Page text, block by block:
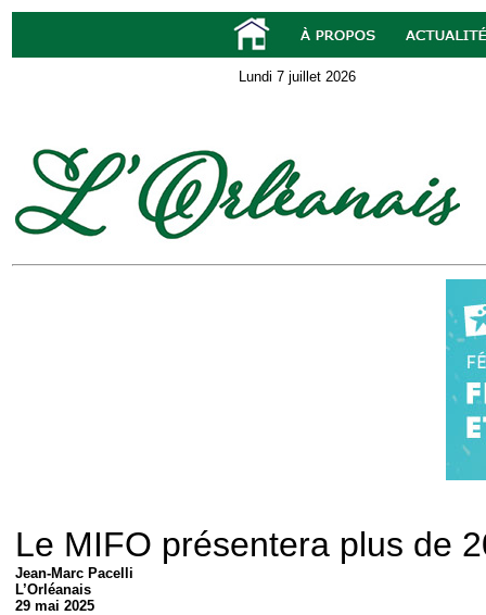
Lundi 7 juillet 2026
Le MIFO présentera plus de
Jean-Marc Pacelli
L’Orléanais
29 mai 2025